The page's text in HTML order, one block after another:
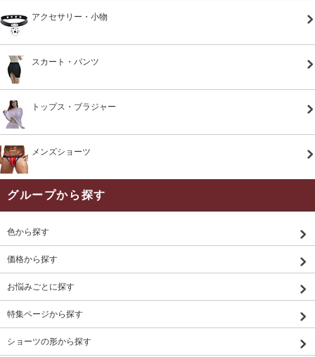
アクセサリー・小物
スカート・パンツ
トップス・ブラジャー
メンズショーツ
グループから探す
色から探す
価格から探す
お悩みごとに探す
特集ページから探す
ショーツの形から探す